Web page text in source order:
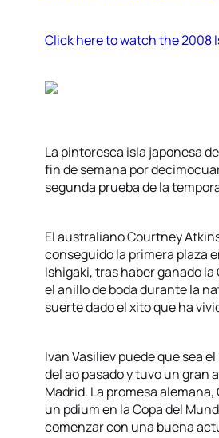
Click here to watch the 2008
La pintoresca isla japonesa
fin de semana por
segunda prueba de la
El australiano Courtney
conseguido la primera plaza
Ishigaki, tras haber ganado
el anillo de boda durante la
suerte dado el xito que ha
Ivan Vasiliev puede que sea
del ao pasado y tuvo un gran
Madrid. La promesa
un pdium en la Copa del
comenzar con una buena